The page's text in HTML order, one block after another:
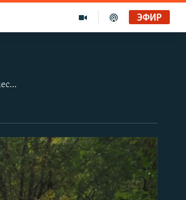
ЭФИР
Карстовые Голубые озера на окраине Казани давно уже превратились в излюбленное место отдыха горожан и местных жителей. Это каскад незамерзающих озёр с прозрачной водой, которая никогда не прогревается выше +6 градусов. Несмотря на статус особо охраняемой природной территории, водоёмы испытывают на себе непомерную антропогенную нагрузку. Кроме того, несколько возникла опасность потери Большого Голубого озера — от реки Казанки озеро отделено каскадом водопада, который стремительно размывает берега. Вода здесь выбрасывается со скоростью примерно 1 600 литров в секунду, что создавало угрозу полного соединения озера с Казанкой и его утраты. В 2022 году вокруг Большого Голубого озера и водопада были начаты противоаварийные работы. Подробнее об этом можно прочитать в тексте